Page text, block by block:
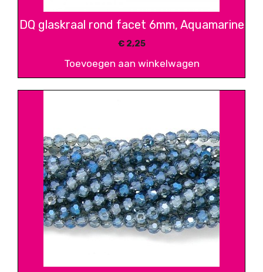
DQ glaskraal rond facet 6mm, Aquamarine
€2,25
Toevoegen aan winkelwagen